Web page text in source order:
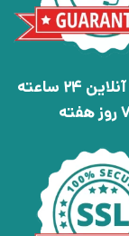
پشتیبانی آنلاین 24 ساعته